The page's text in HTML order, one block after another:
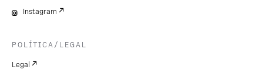
Instagram
POLÍTICA/LEGAL
Legal